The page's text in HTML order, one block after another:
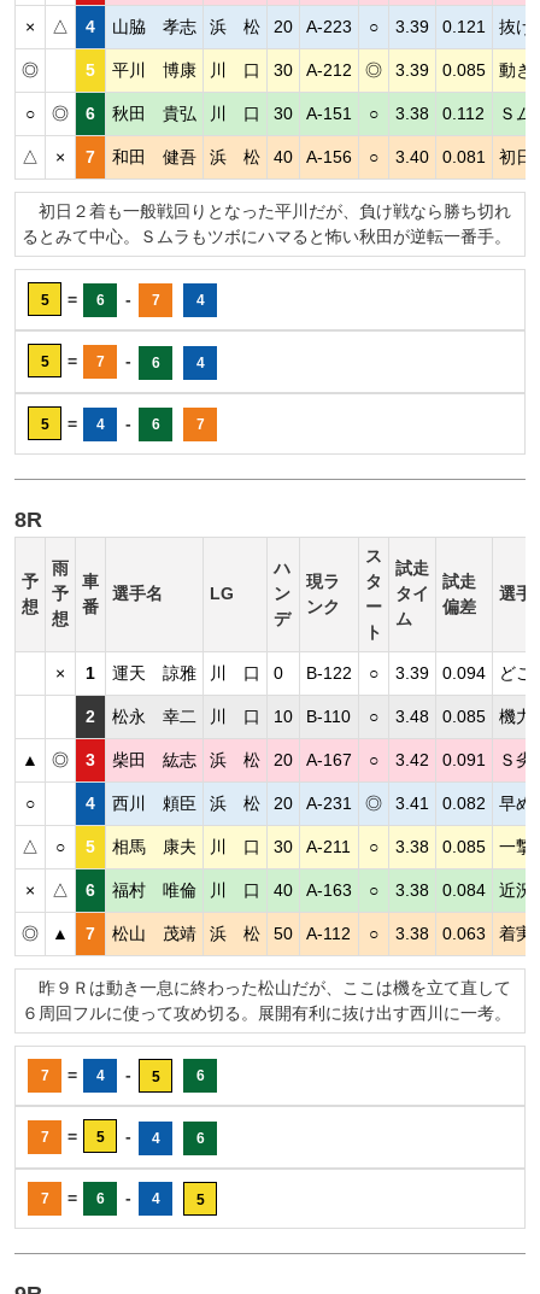
× △ 4 山脇 孝志 浜 松 20 A-223 ○ 3.39 0.121 抜け
◎ 5 平川 博康 川 口 30 A-212 ◎ 3.39 0.085 動き
○ ◎ 6 秋田 貴弘 川 口 30 A-151 ○ 3.38 0.112 Ｓム
△ × 7 和田 健吾 浜 松 40 A-156 ○ 3.40 0.081 初日
初日２着も一般戦回りとなった平川だが、負け戦なら勝ち切れ
るとみて中心。Ｓムラもツボにハマると怖い秋田が逆転一番手。
5 = 6 - 7 4
5 = 7 - 6 4
5 = 4 - 6 7
8R
予
想
雨
予
想
車
番
選手名 LG
ハ
ン
デ
現ラ
ンク
ス
タ
ー
ト
試走
タイ
ム
試走
偏差
選手
× 1 運天 諒雅 川 口 0 B-122 ○ 3.39 0.094 どこ
2 松永 幸二 川 口 10 B-110 ○ 3.48 0.085 機力
▲ ◎ 3 柴田 紘志 浜 松 20 A-167 ○ 3.42 0.091 Ｓ劣
○ 4 西川 頼臣 浜 松 20 A-231 ◎ 3.41 0.082 早め
△ ○ 5 相馬 康夫 川 口 30 A-211 ○ 3.38 0.085 一撃
× △ 6 福村 唯倫 川 口 40 A-163 ○ 3.38 0.084 近況
◎ ▲ 7 松山 茂靖 浜 松 50 A-112 ○ 3.38 0.063 着実
昨９Ｒは動き一息に終わった松山だが、ここは機を立て直して
６周回フルに使って攻め切る。展開有利に抜け出す西川に一考。
7 = 4 - 5 6
7 = 5 - 4 6
7 = 6 - 4 5